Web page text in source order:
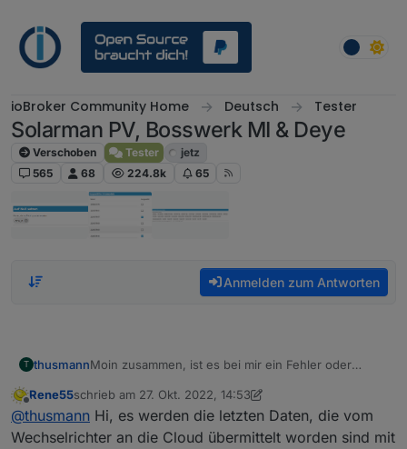
ioBroker Community Home Deutsch Tester
Solarman PV, Bosswerk MI & Deye
Verschoben Tester
jetz
565
68 224.8k 65
Anmelden zum Antworten
T thusmannMoin zusammen, ist es bei mir ein Fehler oder
den Offline-State des WR auf dem letzten Wert?
Momentan habe ich dort 6W stehen, der WR ist
allerdings offline (ist ja nun auch dunkel, Nacht eben
Offline
Rene55schrieb am 27. Okt. 2022, 14:53
zuletzt editiert von Rene55
@thusmann Hi, es werden die letzten Daten, die vom
Wechselrichter an die Cloud übermittelt worden sind mit